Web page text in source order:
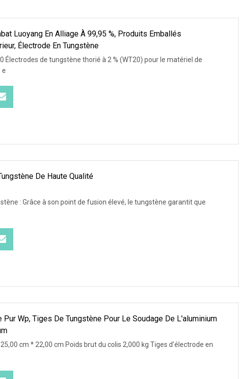
Luoyang En Alliage À 99,95 %, Produits Emballés
Électrode En Tungstène
Électrodes de tungstène thorié à 2 % (WT20) pour le matériel de
e
De Haute Qualité
: Grâce à son point de fusion élevé, le tungstène garantit que
Wp, Tiges De Tungstène Pour Le Soudage De L'aluminium
cm * 22,00 cm Poids brut du colis 2,000 kg Tiges d'électrode en